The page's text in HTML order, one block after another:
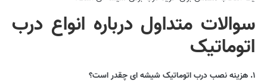
سوالات متداول درباره انواع درب
اتوماتیک
1. هزینه نصب درب اتوماتیک شیشه ای چقدر است؟